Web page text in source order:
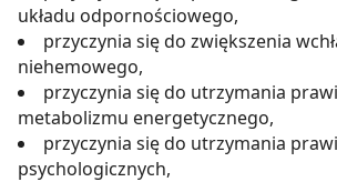
układu odpornościowego,
przyczynia się do zwiększenia
niehemowego,
przyczynia się do utrzymania
metabolizmu energetycznego,
przyczynia się do utrzymania
psychologicznych,